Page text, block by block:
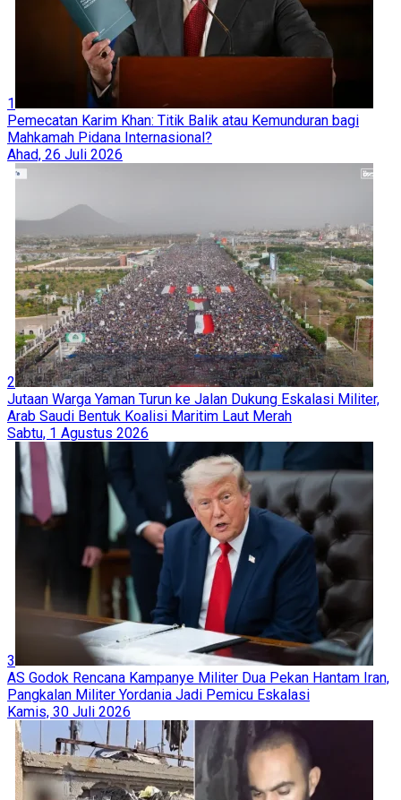
1
Pemecatan Karim Khan: Titik Balik atau Kemunduran bagi
Mahkamah Pidana Internasional?
Ahad, 26 Juli 2026
2
Jutaan Warga Yaman Turun ke Jalan Dukung Eskalasi Militer,
Arab Saudi Bentuk Koalisi Maritim Laut Merah
Sabtu, 1 Agustus 2026
3
AS Godok Rencana Kampanye Militer Dua Pekan Hantam Iran,
Pangkalan Militer Yordania Jadi Pemicu Eskalasi
Kamis, 30 Juli 2026